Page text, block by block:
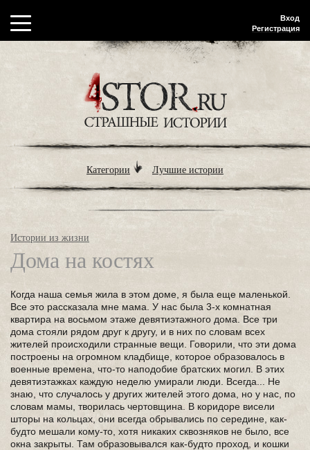
Вход
Регистрация
Категории Лучшие истории
Истории из жизни
Дома на костях
Когда наша семья жила в этом доме, я была еще маленькой.
Все это рассказала мне мама. У нас была 3-х комнатная
квартира на восьмом этаже девятиэтажного дома. Все три
дома стояли рядом друг к другу, и в них по словам всех
жителей происходили странные вещи. Говорили, что эти дома
построены на огромном кладбище, которое образовалось в
военные времена, что-то наподобие братских могил. В этих
девятиэтажках каждую неделю умирали люди. Всегда... Не
знаю, что случалось у других жителей этого дома, но у нас, по
словам мамы, творилась чертовщина. В коридоре висели
шторы на кольцах, они всегда обрывались по середине, как-
будто мешали кому-то, хотя никаких сквозняков не было, все
окна закрыты. Там образовывался как-будто проход, и кошки